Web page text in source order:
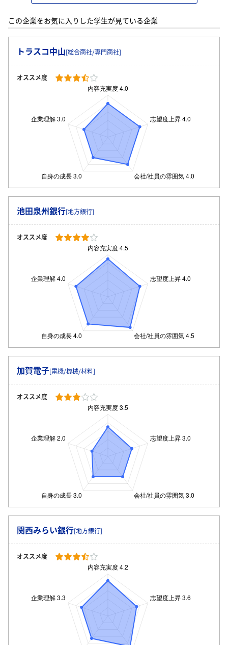
この企業をお気に入りした学生が見ている企業
トラスコ中山[総合商社/専門商社]
オススメ度
池田泉州銀行[地方銀行]
オススメ度
加賀電子[電機/機械/材料]
オススメ度
関西みらい銀行[地方銀行]
オススメ度
ログイン・会員登録